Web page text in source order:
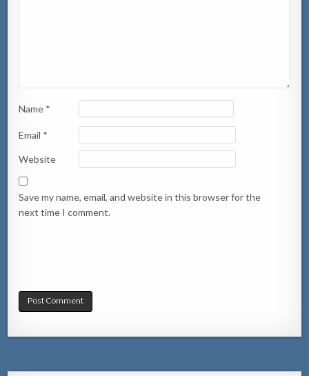
Name *
Email *
Website
Save my name, email, and website in this browser for the
next time I comment.